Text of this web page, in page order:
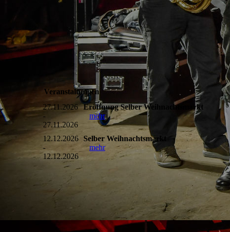
Veranstaltungen
27.11.2026
-
27.11.2026
Eröffnung Selber Weihnachtsmarkt
mehr
12.12.2026
-
12.12.2026
Selber Weihnachtsmarkt
mehr